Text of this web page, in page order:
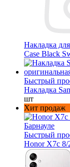
Накладка
Case Black
Быстрый
Накладка
шт
Хит продаж
Быстрый
Honor X7c